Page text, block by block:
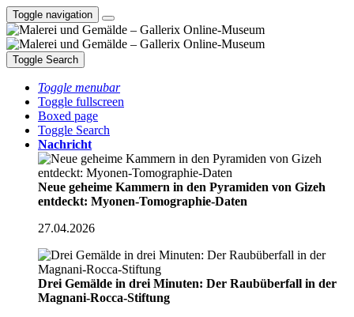
Toggle navigation
Toggle Search
Toggle menubar
Toggle fullscreen
Boxed page
Toggle Search
Nachricht
Neue geheime Kammern in den Pyramiden von Gizeh
entdeckt: Myonen-Tomographie-Daten
27.04.2026
Drei Gemälde in drei Minuten: Der Raubüberfall in der
Magnani-Rocca-Stiftung